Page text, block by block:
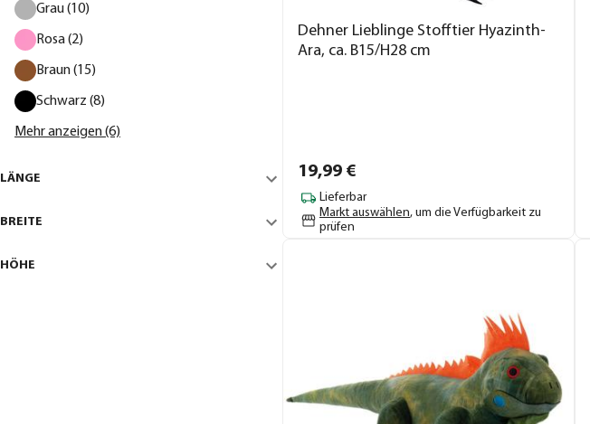
Grau (10)
Rosa (2)
Braun (15)
Schwarz (8)
Mehr anzeigen (6)
LÄNGE
BREITE
HÖHE
Dehner Lieblinge Stofftier Hyazinth-
Ara, ca. B15/H28 cm
19,99 €
Lieferbar
Markt auswählen, um die Verfügbarkeit zu
prüfen